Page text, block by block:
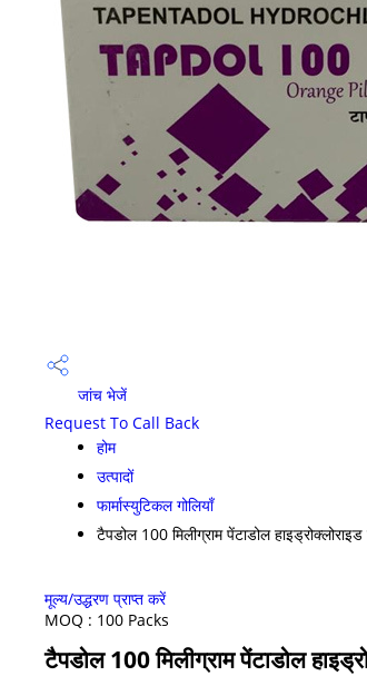
जांच भेजें
Request To Call Back
होम
उत्पादों
फार्मास्युटिकल गोलियाँ
टैपडोल 100 मिलीग्राम पेंटाडोल
मूल्य/उद्धरण प्राप्त करें
MOQ : 100 Packs
टैपडोल 100 मिलीग्राम पेंटाडोल